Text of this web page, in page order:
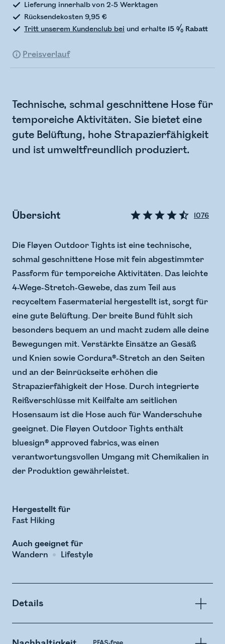
Lieferung innerhalb von 2-5 Werktagen
Rücksendekosten 9,95 €
Tritt unserem Kundenclub bei und erhalte 15 % Rabatt
Preisverlauf
Technische, schmal geschnittene Hose für
temporeiche Aktivitäten. Sie bietet eine
gute Belüftung, hohe Strapazierfähigkeit
und ist umweltfreundlich produziert.
Übersicht 1076
Die Fløyen Outdoor Tights ist eine technische,
schmal geschnittene Hose mit fein abgestimmter
Passform für temporeiche Aktivitäten. Das leichte
4-Wege-Stretch-Gewebe, das zum Teil aus
recyceltem Fasermaterial hergestellt ist, sorgt für
eine gute Belüftung. Der breite Bund fühlt sich
besonders bequem an und macht zudem alle deine
Bewegungen mit. Verstärkte Einsätze an Gesäß
und Knien sowie Cordura®-Stretch an den Seiten
und an der Beinrückseite erhöhen die
Strapazierfähigkeit der Hose. Durch integrierte
Reißverschlüsse mit Keilfalte am seitlichen
Hosensaum ist die Hose auch für Wanderschuhe
geeignet. Die Fløyen Outdoor Tights enthält
bluesign® approved fabrics, was einen
verantwortungsvollen Umgang mit Chemikalien in
der Produktion gewährleistet.
Hergestellt für
Fast Hiking
Auch geeignet für
Wandern
Lifestyle
Details